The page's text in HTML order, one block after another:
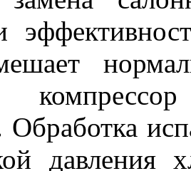
Обработка
давления